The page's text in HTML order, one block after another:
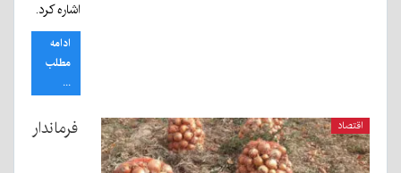
اشاره کرد.
ادامه
مطلب
...
اقتصاد فرماندار